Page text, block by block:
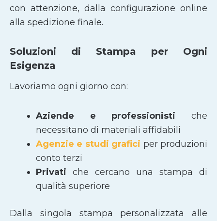
con attenzione, dalla configurazione online
alla spedizione finale.
Soluzioni di Stampa per Ogni
Esigenza
Lavoriamo ogni giorno con:
Aziende e professionisti che
necessitano di materiali affidabili
Agenzie e studi grafici per produzioni
conto terzi
Privati che cercano una stampa di
qualità superiore
Dalla singola stampa personalizzata alle